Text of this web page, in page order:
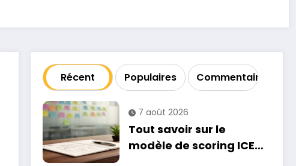
Récent Populaires Commentaire
7 août 2026
Tout savoir sur le
modèle de scoring ICE